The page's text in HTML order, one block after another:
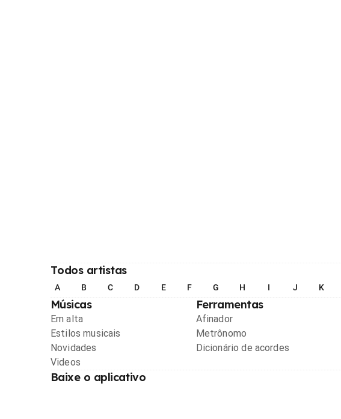
Todos artistas
A B C D E F G H I J K
Músicas
Em alta
Estilos musicais
Novidades
Videos
Ferramentas
Afinador
Metrônomo
Dicionário de acordes
Baixe o aplicativo